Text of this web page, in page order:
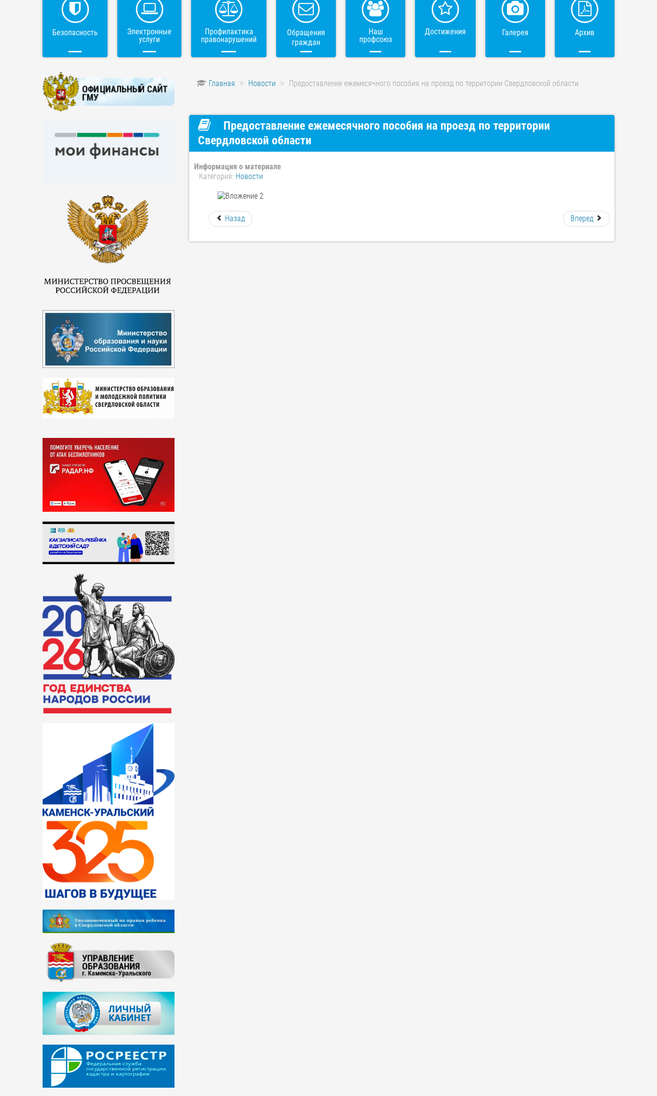
Безопасность
Электронные
услуги
Профилактика
правонарушений
Обращения
граждан
Наш
профсоюз
Достижения Галерея Архив
Главная Новости Предоставление ежемесячного пособия на проезд по территории Свердловской области
Предоставление ежемесячного пособия на проезд по территории
Свердловской области
Информация о материале
Категория: Новости
Назад Вперед